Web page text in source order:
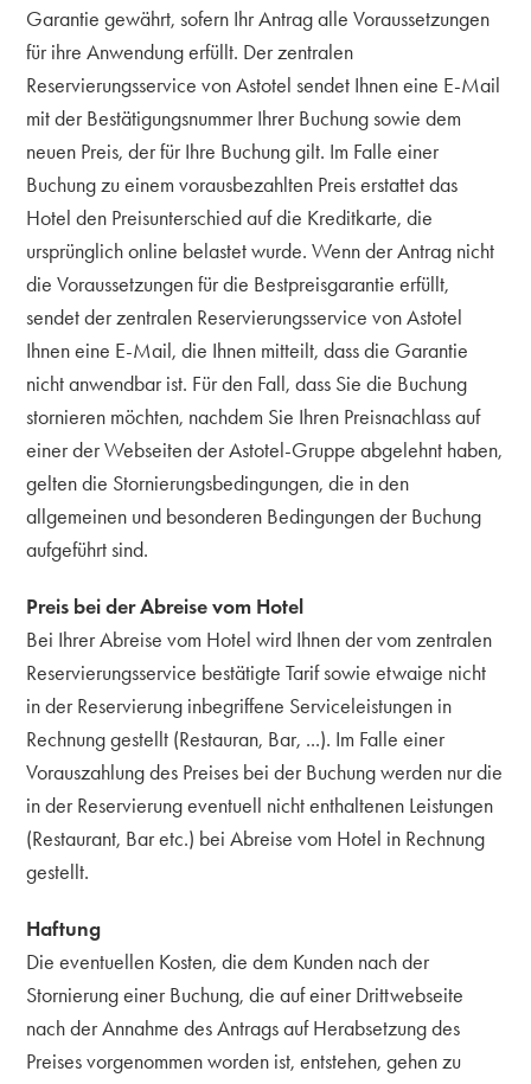
Garantie gewährt, sofern Ihr Antrag alle Voraussetzungen
für ihre Anwendung erfüllt. Der zentralen
Reservierungsservice von Astotel sendet Ihnen eine E-Mail
mit der Bestätigungsnummer Ihrer Buchung sowie dem
neuen Preis, der für Ihre Buchung gilt. Im Falle einer
Buchung zu einem vorausbezahlten Preis erstattet das
Hotel den Preisunterschied auf die Kreditkarte, die
ursprünglich online belastet wurde. Wenn der Antrag nicht
die Voraussetzungen für die Bestpreisgarantie erfüllt,
sendet der zentralen Reservierungsservice von Astotel
Ihnen eine E-Mail, die Ihnen mitteilt, dass die Garantie
nicht anwendbar ist. Für den Fall, dass Sie die Buchung
stornieren möchten, nachdem Sie Ihren Preisnachlass auf
einer der Webseiten der Astotel-Gruppe abgelehnt haben,
gelten die Stornierungsbedingungen, die in den
allgemeinen und besonderen Bedingungen der Buchung
aufgeführt sind.
Preis bei der Abreise vom Hotel
Bei Ihrer Abreise vom Hotel wird Ihnen der vom zentralen
Reservierungsservice bestätigte Tarif sowie etwaige nicht
in der Reservierung inbegriffene Serviceleistungen in
Rechnung gestellt (Restauran, Bar, ...). Im Falle einer
Vorauszahlung des Preises bei der Buchung werden nur die
in der Reservierung eventuell nicht enthaltenen Leistungen
(Restaurant, Bar etc.) bei Abreise vom Hotel in Rechnung
gestellt.
Haftung
Die eventuellen Kosten, die dem Kunden nach der
Stornierung einer Buchung, die auf einer Drittwebseite
nach der Annahme des Antrags auf Herabsetzung des
Preises vorgenommen worden ist, entstehen, gehen zu